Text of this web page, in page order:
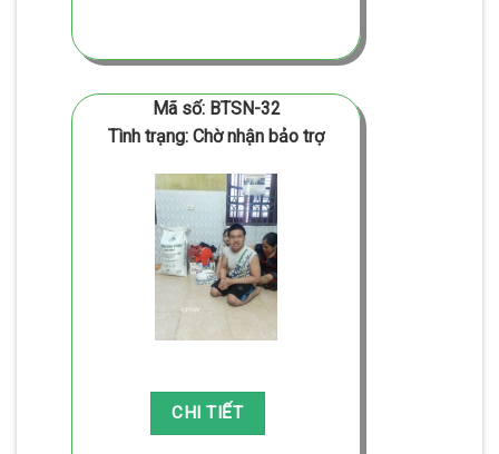
Mã số: BTSN-32
Tình trạng: Chờ nhận bảo trợ